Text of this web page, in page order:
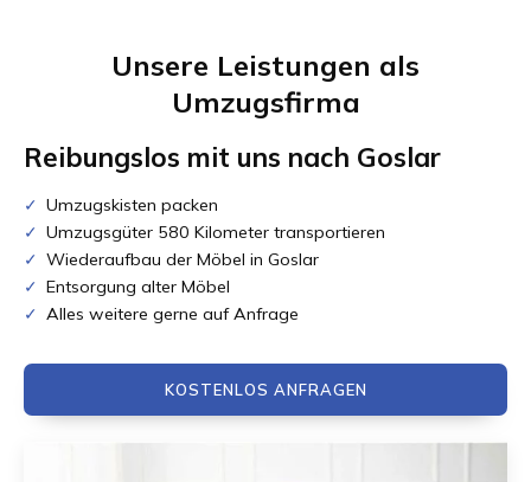
Unsere Leistungen als
Umzugsfirma
Reibungslos mit uns nach Goslar
Umzugskisten packen
Umzugsgüter 580 Kilometer transportieren
Wiederaufbau der Möbel in Goslar
Entsorgung alter Möbel
Alles weitere gerne auf Anfrage
KOSTENLOS ANFRAGEN